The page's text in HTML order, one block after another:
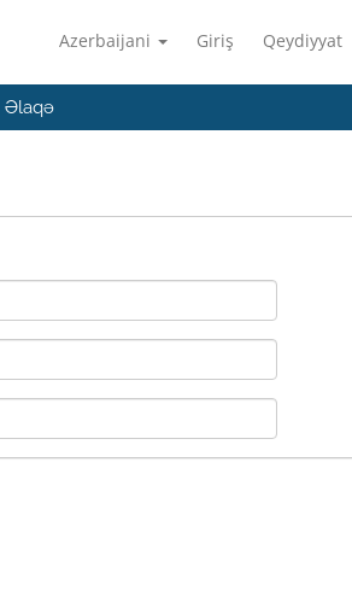
Azerbaijani Giriş Qeydiyyat
Əlaqə